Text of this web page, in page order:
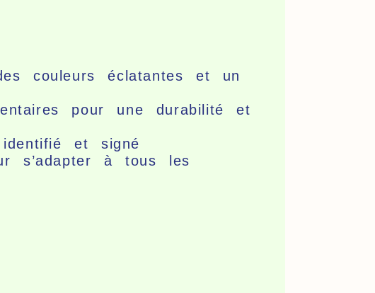
couleurs éclatantes et un
pour une durabilité et
et signé
s’adapter à tous les